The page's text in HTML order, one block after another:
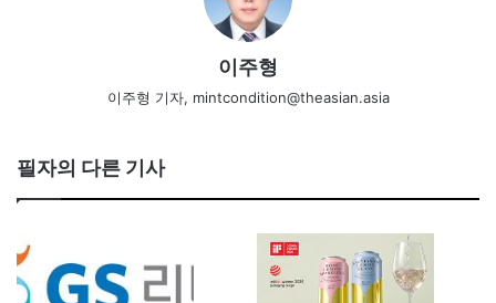
이주형
이주형 기자, mintcondition@theasian.asia
필자의 다른 기사